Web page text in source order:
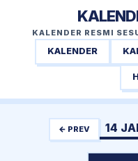
KALENDER RESMI
KALENDER
← PREV 14